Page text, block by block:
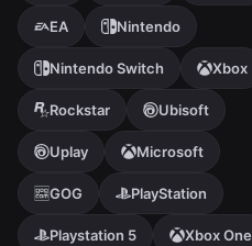
EA Nintendo
Nintendo Switch Xbox
Rockstar Ubisoft
Uplay Microsoft
GOG PlayStation
Playstation 5 Xbox One